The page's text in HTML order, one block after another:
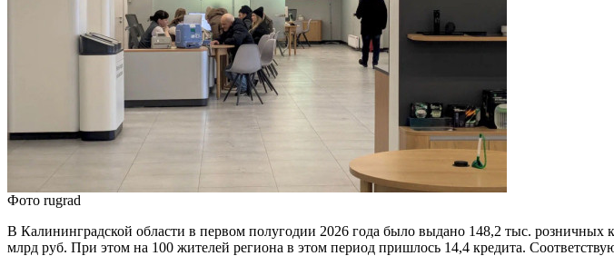
Фото rugrad
В Калининградской области в первом полугодии 2026 года было выдано 148,2 тыс.
млрд руб. При этом на 100 жителей региона в этом период пришлось 14,4 кредита.